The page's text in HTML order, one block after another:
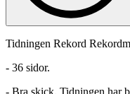
Tidningen Rekord
- 36 sidor.